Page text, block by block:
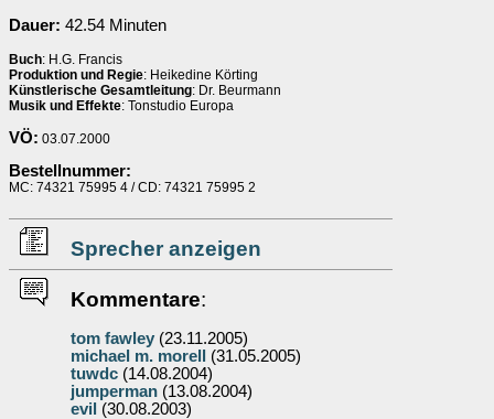
Dauer: 42.54 Minuten
Buch: H.G. Francis
Produktion und Regie: Heikedine Körting
Künstlerische Gesamtleitung: Dr. Beurmann
Musik und Effekte: Tonstudio Europa
VÖ: 03.07.2000
Bestellnummer:
MC: 74321 75995 4 / CD: 74321 75995 2
Sprecher anzeigen
Kommentare:
tom fawley (23.11.2005)
michael m. morell
(31.05.2005)
tuwdc (14.08.2004)
jumperman (13.08.2004)
evil (30.08.2003)